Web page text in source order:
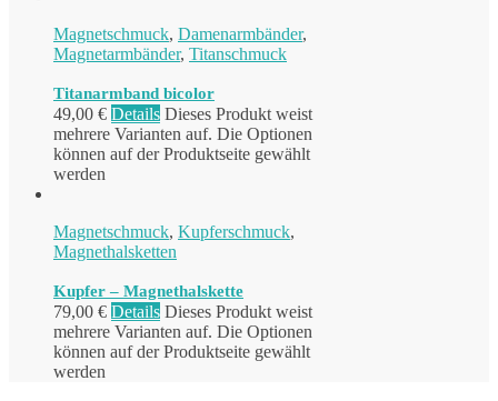
Magnetschmuck, Damenarmbänder,
Magnetarmbänder, Titanschmuck
Titanarmband bicolor
49,00 € Details Dieses Produkt weist
mehrere Varianten auf. Die Optionen
können auf der Produktseite gewählt
werden
Magnetschmuck, Kupferschmuck,
Magnethalsketten
Kupfer – Magnethalskette
79,00 € Details Dieses Produkt weist
mehrere Varianten auf. Die Optionen
können auf der Produktseite gewählt
werden